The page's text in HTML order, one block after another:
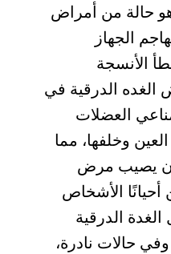
حالة من أمراض
الجهاز
الأنسجة
الدرقية في
العضلات
وخلفها، مما
أن يصيب مرض
أحيانًا الأشخاص
الدرقية
حالات نادرة،